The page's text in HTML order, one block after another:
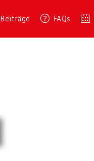
Beiträge FAQs